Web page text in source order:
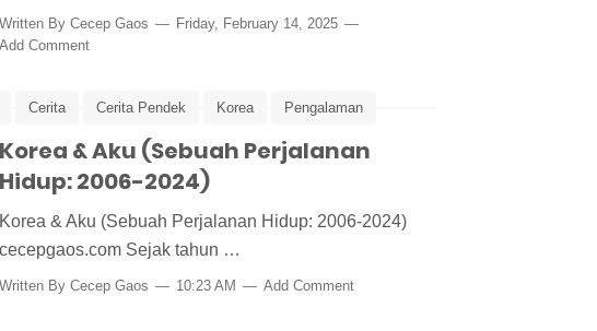
Written By Cecep Gaos
Friday, February 14, 2025
Add Comment
Cerita Cerita Pendek Korea Pengalaman
Korea & Aku (Sebuah Perjalanan
Hidup: 2006-2024)
Korea & Aku (Sebuah Perjalanan Hidup: 2006-2024)
cecepgaos.com Sejak tahun …
Written By Cecep Gaos 10:23 AM Add Comment